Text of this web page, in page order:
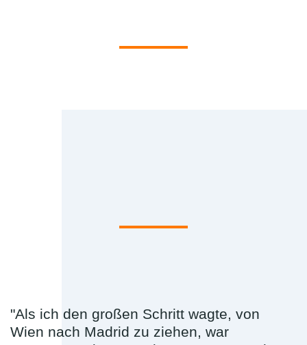
"Als ich den großen Schritt wagte, von
Wien nach Madrid zu ziehen, war